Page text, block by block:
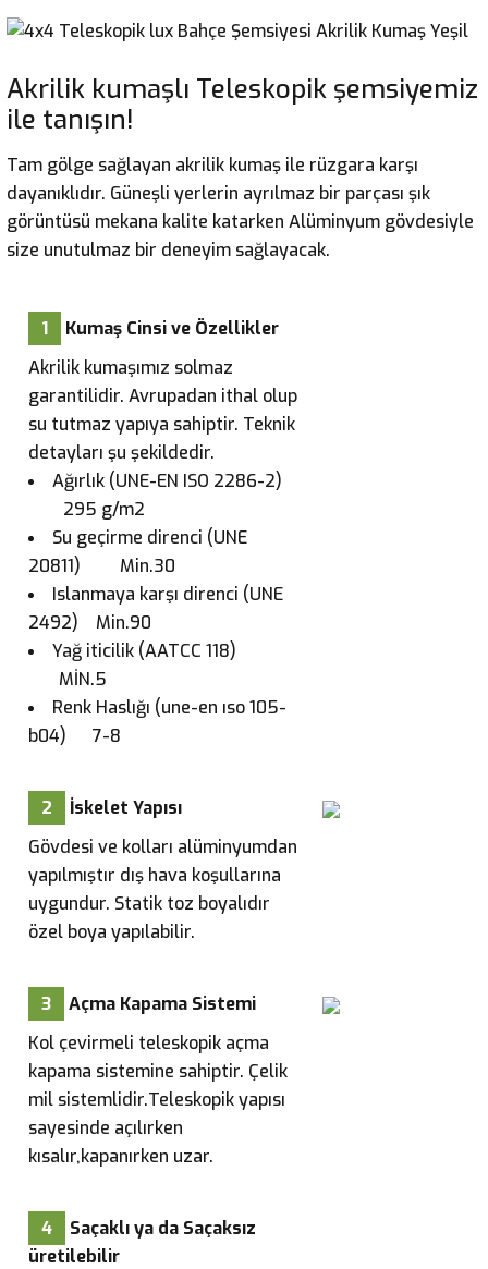
Akrilik kumaşlı Teleskopik şemsiyemiz
ile tanışın!
Tam gölge sağlayan akrilik kumaş ile rüzgara karşı
dayanıklıdır. Güneşli yerlerin ayrılmaz bir parçası şık
görüntüsü mekana kalite katarken Alüminyum gövdesiyle
size unutulmaz bir deneyim sağlayacak.
1
Kumaş Cinsi ve Özellikler
Akrilik kumaşımız solmaz
garantilidir. Avrupadan ithal olup
su tutmaz yapıya sahiptir. Teknik
detayları şu şekildedir.
Ağırlık (UNE-EN ISO 2286-2)
295 g/m2
Su geçirme direnci (UNE
20811) Min.30
Islanmaya karşı direnci (UNE
2492) Min.90
Yağ iticilik (AATCC 118)
MİN.5
Renk Haslığı (une-en ıso 105-
b04) 7-8
2
İskelet Yapısı
Gövdesi ve kolları alüminyumdan
yapılmıştır dış hava koşullarına
uygundur. Statik toz boyalıdır
özel boya yapılabilir.
3
Açma Kapama Sistemi
Kol çevirmeli teleskopik açma
kapama sistemine sahiptir. Çelik
mil sistemlidir.Teleskopik yapısı
sayesinde açılırken
kısalır,kapanırken uzar.
4
Saçaklı ya da Saçaksız
üretilebilir